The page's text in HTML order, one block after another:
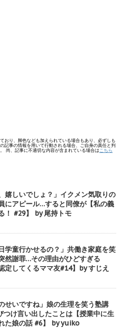
おり、脚色なども加えられている場合もあり、必ずしも
記事の情報を用いて行動される場合、ご自身の責任と判
尚、記事に不適切な内容が含まれている場合は こちら
嬉しいでしょ？」イクメン気取りの
にアピール…すると同僚が【私の義
！ #29】 by 尾持トモ
学童行かせるの？」共働き家庭を笑
然謝罪…その理由がひどすぎる
定してくるママ友#14】by すじえ
せいですね」娘の生理を笑う塾講
つけ言い出したことは【授業中に生
た娘の話 #6】 by yuiko